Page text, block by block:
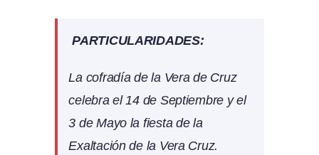
PARTICULARIDADES:
La cofradía de la Vera de Cruz
celebra el 14 de Septiembre y el
3 de Mayo la fiesta de la
Exaltación de la Vera Cruz.